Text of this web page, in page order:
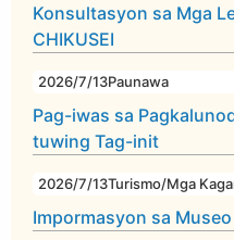
Konsultasyon sa Mga
CHIKUSEI
2026/7/13Paunawa
Pag-iwas sa
tuwing Tag-init
2026/7/13Turismo/Mga
Impormasyon sa Museo